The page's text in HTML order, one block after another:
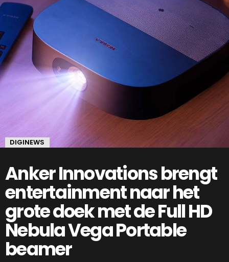
DIGINEWS
Anker Innovations brengt
entertainment naar het
grote doek met de Full HD
Nebula Vega Portable
beamer